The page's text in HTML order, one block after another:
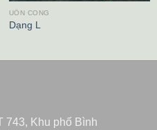
UỐN CONG
Dạng L
743, Khu phố Bình